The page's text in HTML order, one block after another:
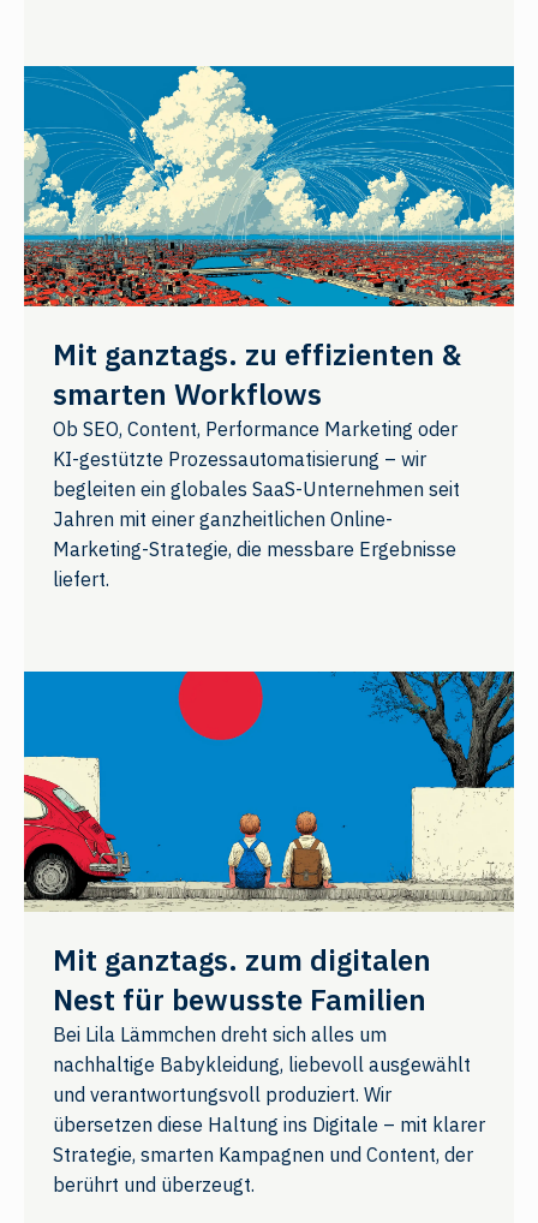
Mit ganztags. zu effizienten &
smarten Workflows
Ob SEO, Content, Performance Marketing oder
KI-gestützte Prozessautomatisierung – wir
begleiten ein globales SaaS-Unternehmen seit
Jahren mit einer ganzheitlichen Online-
Marketing-Strategie, die messbare Ergebnisse
liefert.
Mit ganztags. zum digitalen
Nest für bewusste Familien
Bei Lila Lämmchen dreht sich alles um
nachhaltige Babykleidung, liebevoll ausgewählt
und verantwortungsvoll produziert. Wir
übersetzen diese Haltung ins Digitale – mit klarer
Strategie, smarten Kampagnen und Content, der
berührt und überzeugt.